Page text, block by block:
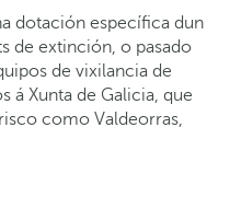
dotación específica dun
de extinción, o pasado
de vixilancia de
á Xunta de Galicia, que
como Valdeorras,